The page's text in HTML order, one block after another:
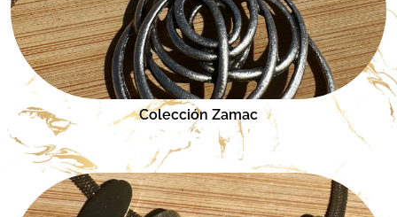
Colección Zamac